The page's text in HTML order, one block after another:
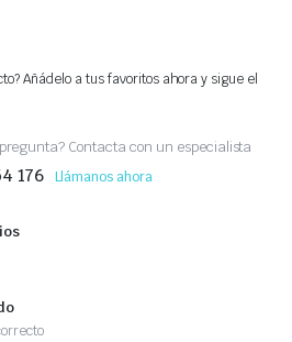
Añádelo a tus favoritos ahora y sigue el
Contacta con un especialista
176 Llámanos ahora